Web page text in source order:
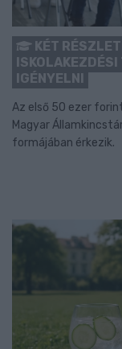
KÉT
ISKOLAKEZDÉSI
IGÉNYELNI
Az első 50 ezer
Magyar
formájában érkezik.